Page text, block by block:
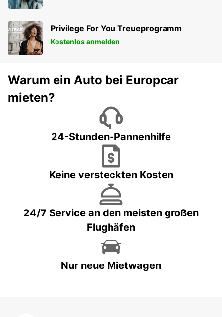
Privilege For You Treueprogramm
Kostenlos anmelden
Warum ein Auto bei Europcar
mieten?
24-Stunden-Pannenhilfe
Keine versteckten Kosten
24/7 Service an den meisten großen
Flughäfen
Nur neue Mietwagen